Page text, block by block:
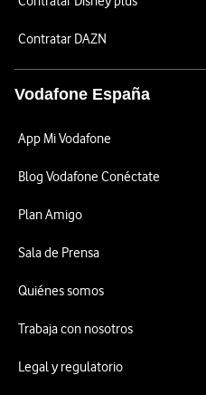
Contratar DAZN
Vodafone España
App Mi Vodafone
Blog Vodafone Conéctate
Plan Amigo
Sala de Prensa
Quiénes somos
Trabaja con nosotros
Legal y regulatorio